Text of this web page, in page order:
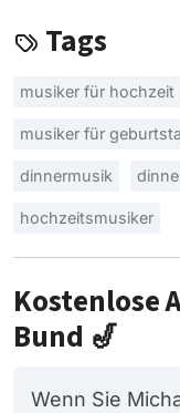
Tags
musiker für hochzeit
musiker für
dinnermusik
hochzeitsmusiker
Kostenlose
Bund 🎷
Wenn Sie